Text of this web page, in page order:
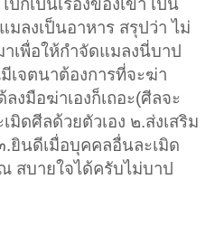
ลงเป็นอาหาร สรุปว่า ไม่
เพื่อให้กำจัดแมลงนี่บาป
จตนาต้องการที่จะฆ่า
งมือฆ่าเองก็เถอะ(ศีลจะ
มิดศีลด้วยตัวเอง ๒.ส่งเสริม
ยินดีเมื่อบุคคลอื่นละเมิด
สบายใจได้ครับไม่บาป